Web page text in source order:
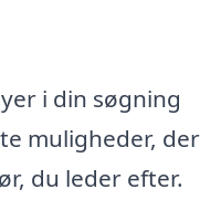
i din søgning
muligheder, der
du leder efter.